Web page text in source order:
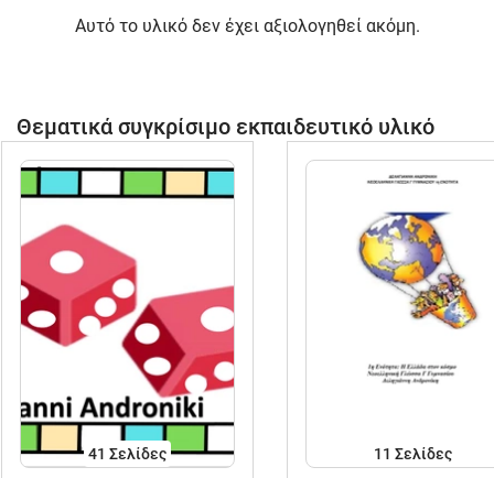
Αυτό το υλικό δεν έχει αξιολογηθεί ακόμη.
Θεματικά συγκρίσιμο εκπαιδευτικό υλικό
41 Σελίδες 11 Σελίδες